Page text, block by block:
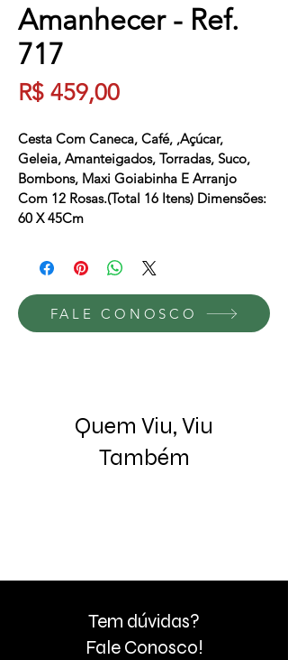
Amanhecer - Ref.
717
R$ 459,00Preço
Cesta Com Caneca, Café, ,Açúcar,
Geleia, Amanteigados, Torradas, Suco,
Bombons, Maxi Goiabinha E Arranjo
Com 12 Rosas.(Total 16 Itens) Dimensões:
60 X 45Cm
FALE CONOSCO
Quem Viu, Viu
Também
Tem dúvidas?
Fale Conosco!